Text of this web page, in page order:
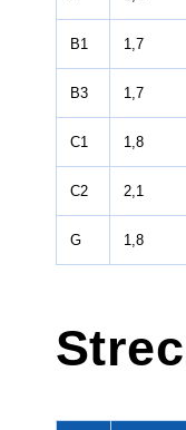
B1 1,7
B3 1,7
C1 1,8
C2 2,1
G 1,8